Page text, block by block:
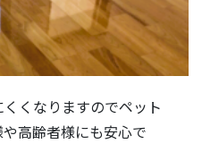
くなりますのでペット
高齢者様にも安心で